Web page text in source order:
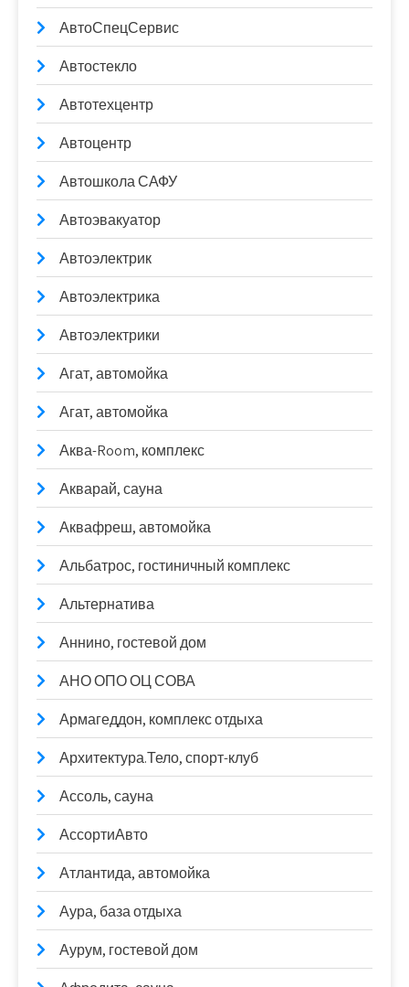
АвтоСпецСервис
Автостекло
Автотехцентр
Автоцентр
Автошкола САФУ
Автоэвакуатор
Автоэлектрик
Автоэлектрика
Автоэлектрики
Агат, автомойка
Агат, автомойка
Аква-Room, комплекс
Акварай, сауна
Аквафреш, автомойка
Альбатрос, гостиничный комплекс
Альтернатива
Аннино, гостевой дом
АНО ОПО ОЦ СОВА
Армагеддон, комплекс отдыха
Архитектура.Тело, спорт-клуб
Ассоль, сауна
АссортиАвто
Атлантида, автомойка
Аура, база отдыха
Аурум, гостевой дом